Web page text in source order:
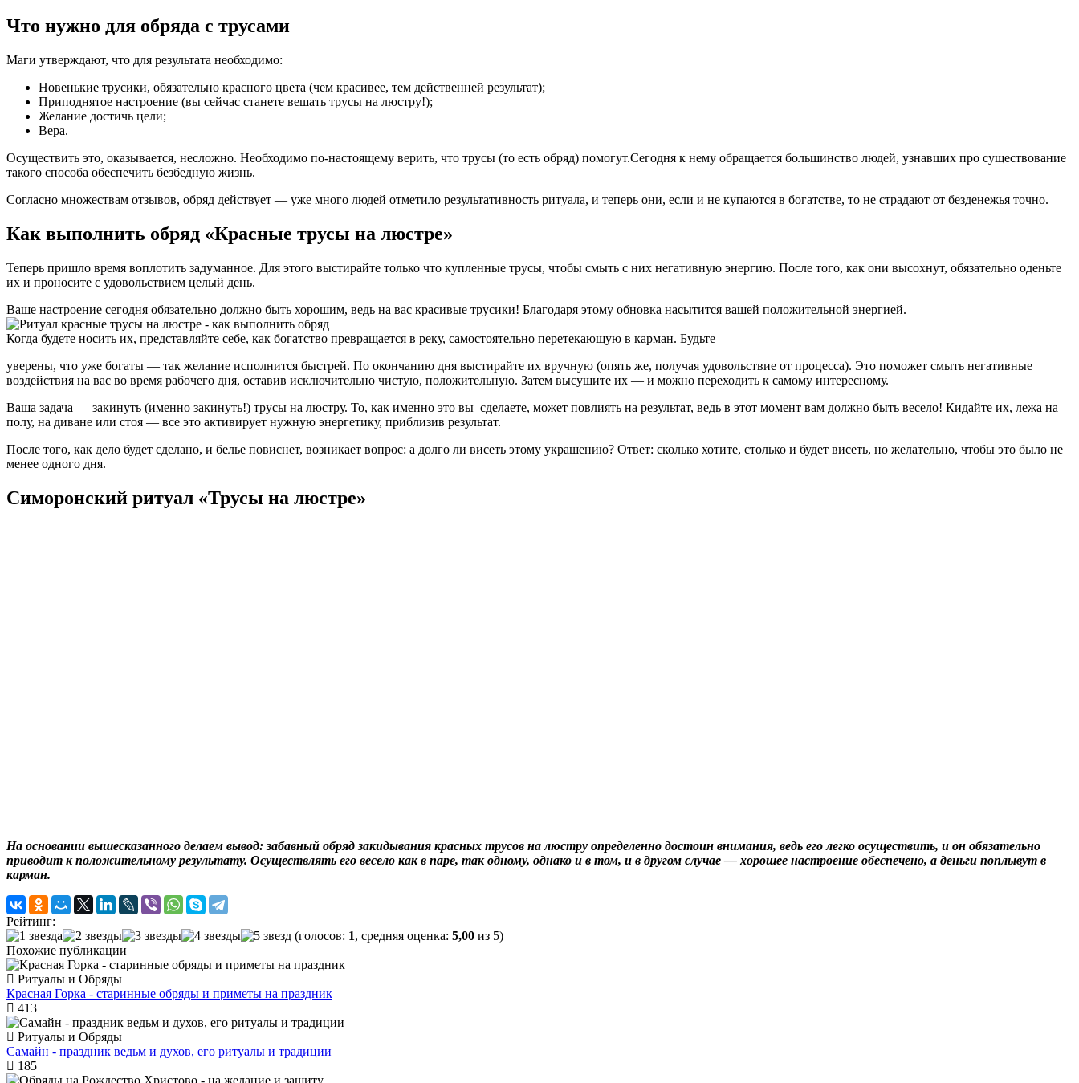
Что нужно для обряда с трусами
Маги утверждают, что для результата необходимо:
Новенькие трусики, обязательно красного цвета (чем красивее, тем действенней результат);
Приподнятое настроение (вы сейчас станете вешать трусы на люстру!);
Желание достичь цели;
Вера.
Осуществить это, оказывается, несложно. Необходимо по-настоящему верить, что трусы (то есть обряд) помогут.Сегодня к нему обращается большинство людей, узнавших про существование
такого способа обеспечить безбедную жизнь.
Согласно множествам отзывов, обряд действует — уже много людей отметило результативность ритуала, и теперь они, если и не купаются в богатстве, то не страдают от безденежья точно.
Как выполнить обряд «Красные трусы на люстре»
Теперь пришло время воплотить задуманное. Для этого выстирайте только что купленные трусы, чтобы смыть с них негативную энергию. После того, как они высохнут, обязательно оденьте
их и проносите с удовольствием целый день.
Ваше настроение сегодня обязательно должно быть хорошим, ведь на вас красивые трусики! Благодаря этому обновка насытится вашей положительной энергией.
Когда будете носить их, представляйте себе, как богатство превращается в реку, самостоятельно перетекающую в карман. Будьте
уверены, что уже богаты — так желание исполнится быстрей. По окончанию дня выстирайте их вручную (опять же, получая удовольствие от процесса). Это поможет смыть негативные
воздействия на вас во время рабочего дня, оставив исключительно чистую, положительную. Затем высушите их — и можно переходить к самому интересному.
Ваша задача — закинуть (именно закинуть!) трусы на люстру. То, как именно это вы сделаете, может повлиять на результат, ведь в этот момент вам должно быть весело! Кидайте их, лежа на
полу, на диване или стоя — все это активирует нужную энергетику, приблизив результат.
После того, как дело будет сделано, и белье повиснет, возникает вопрос: а долго ли висеть этому украшению? Ответ: сколько хотите, столько и будет висеть, но желательно, чтобы это было не
менее одного дня.
Симоронский ритуал «Трусы на люстре»
На основании вышесказанного делаем вывод: забавный обряд закидывания красных трусов на люстру определенно достоин внимания, ведь его легко осуществить, и он обязательно
приводит к положительному результату. Осуществлять его весело как в паре, так одному, однако и в том, и в другом случае ― хорошее настроение обеспечено, а деньги поплывут в
карман.
Рейтинг:
(голосов: 1, средняя оценка: 5,00 из 5)
Похожие публикации
Ритуалы и Обряды
Красная Горка - старинные обряды и приметы на праздник
413
Ритуалы и Обряды
Самайн - праздник ведьм и духов, его ритуалы и традиции
185